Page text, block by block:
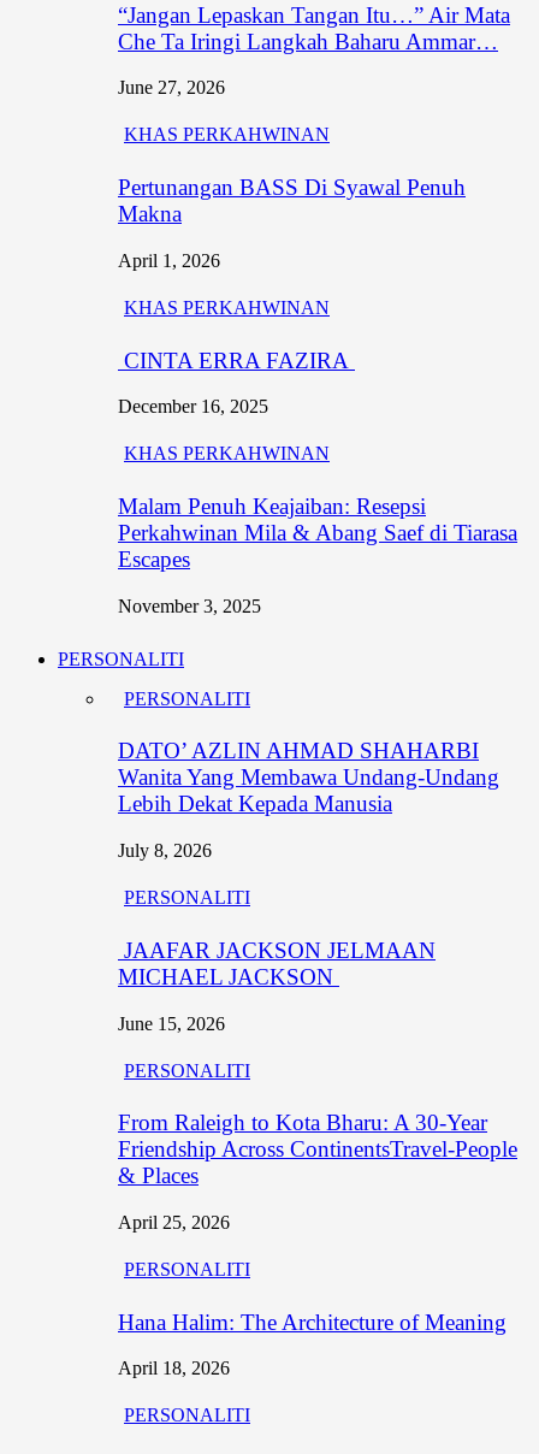
“Jangan Lepaskan Tangan Itu…” Air Mata
Che Ta Iringi Langkah Baharu Ammar…
June 27, 2026
KHAS PERKAHWINAN
Pertunangan BASS Di Syawal Penuh
Makna
April 1, 2026
KHAS PERKAHWINAN
CINTA ERRA FAZIRA
December 16, 2025
KHAS PERKAHWINAN
Malam Penuh Keajaiban: Resepsi
Perkahwinan Mila & Abang Saef di Tiarasa
Escapes
November 3, 2025
PERSONALITI
PERSONALITI
DATO’ AZLIN AHMAD SHAHARBI
Wanita Yang Membawa Undang-Undang
Lebih Dekat Kepada Manusia
July 8, 2026
PERSONALITI
JAAFAR JACKSON JELMAAN
MICHAEL JACKSON
June 15, 2026
PERSONALITI
From Raleigh to Kota Bharu: A 30-Year
Friendship Across ContinentsTravel-People
& Places
April 25, 2026
PERSONALITI
Hana Halim: The Architecture of Meaning
April 18, 2026
PERSONALITI